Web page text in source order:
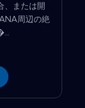
、または開
周辺の絶